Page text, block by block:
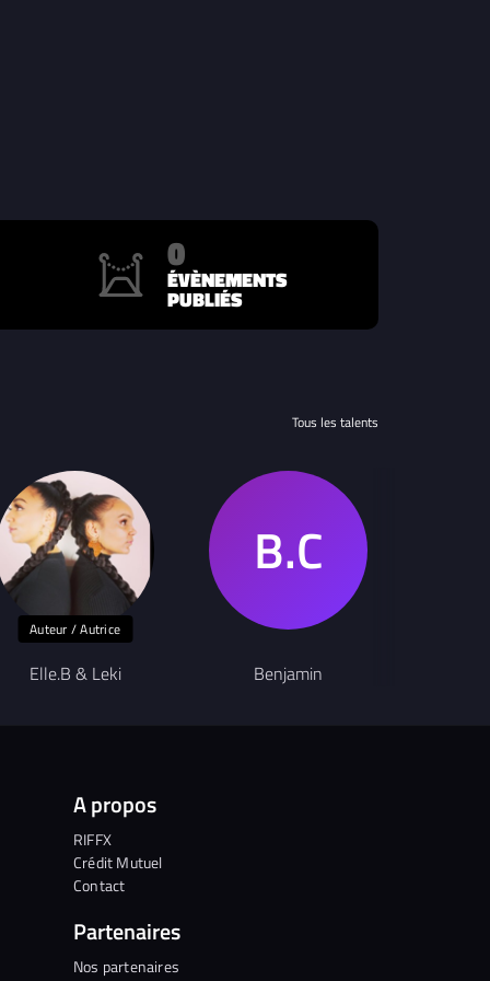
0
ÉVÈNEMENTS
PUBLIÉS
Tous les talents
Auteur / Autrice
Elle.B & Leki Benjamin
A propos
RIFFX
Crédit Mutuel
Contact
Partenaires
Nos partenaires